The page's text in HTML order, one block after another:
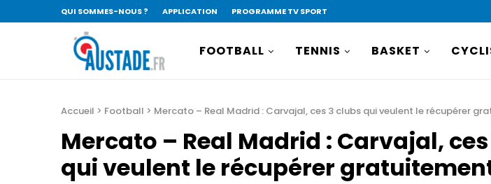
QUI SOMMES-NOUS ? APPLICATION PROGRAMME TV SPORT
FOOTBALL TENNIS BASKET
Accueil > Football > Mercato – Real Madrid : Carvajal, ces 3 clubs qui veulent le récupérer
Mercato – Real Madrid : Carvajal,
qui veulent le récupérer